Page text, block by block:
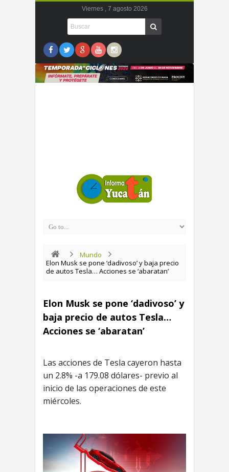
Viernes , 7 agosto 2026
Mundo
Elon Musk se pone ‘dadivoso’ y baja precio
de autos Tesla… Acciones se ‘abaratan’
Elon Musk se pone ‘dadivoso’ y
baja precio de autos Tesla…
Acciones se ‘abaratan’
Las acciones de Tesla cayeron hasta
un 2.8% -a 179.08 dólares- previo al
inicio de las operaciones de este
miércoles.